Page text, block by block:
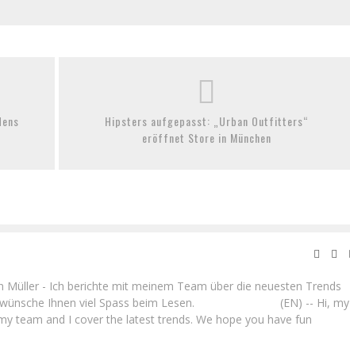
Hipsters aufgepasst: „Urban Outfitters“
eröffnet Store in München
Müller - Ich berichte mit meinem Team über die neuesten Trends
wünsche Ihnen viel Spass beim Lesen. (EN) -- Hi, my
team and I cover the latest trends. We hope you have fun